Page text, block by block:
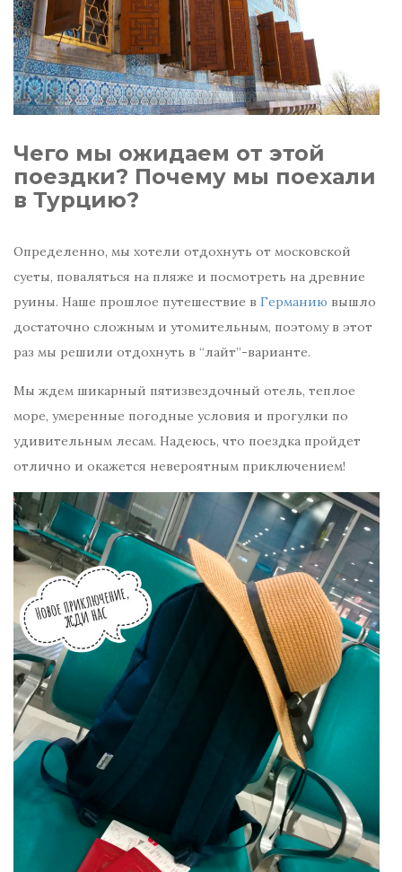
Чего мы ожидаем от этой
поездки? Почему мы поехали
в Турцию?
Определенно, мы хотели отдохнуть от московской
суеты, поваляться на пляже и посмотреть на древние
руины. Наше прошлое путешествие в Германию вышло
достаточно сложным и утомительным, поэтому в этот
раз мы решили отдохнуть в “лайт”-варианте.
Мы ждем шикарный пятизвездочный отель, теплое
море, умеренные погодные условия и прогулки по
удивительным лесам. Надеюсь, что поездка пройдет
отлично и окажется невероятным приключением!